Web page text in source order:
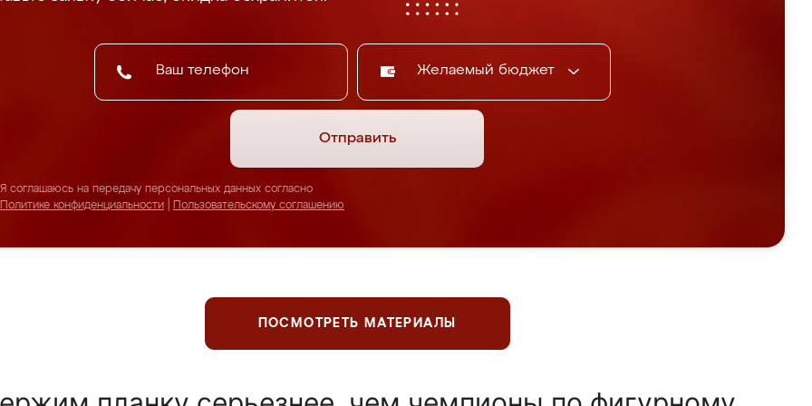
Желаемый бюджет
Отправить
Я соглашаюсь на передачу персональных данных согласно
Политике конфиденциальности
Пользовательскому соглашению
ПОСМОТРЕТЬ МАТЕРИАЛЫ